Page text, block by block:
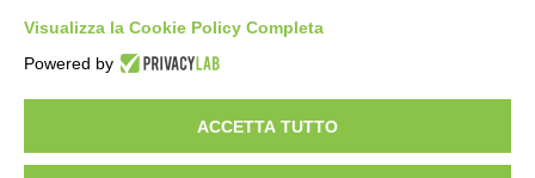
Scorporo IVA
Importo lordo (€):
Visualizza la Cookie Policy Completa
Powered by
ACCETTA TUTTO